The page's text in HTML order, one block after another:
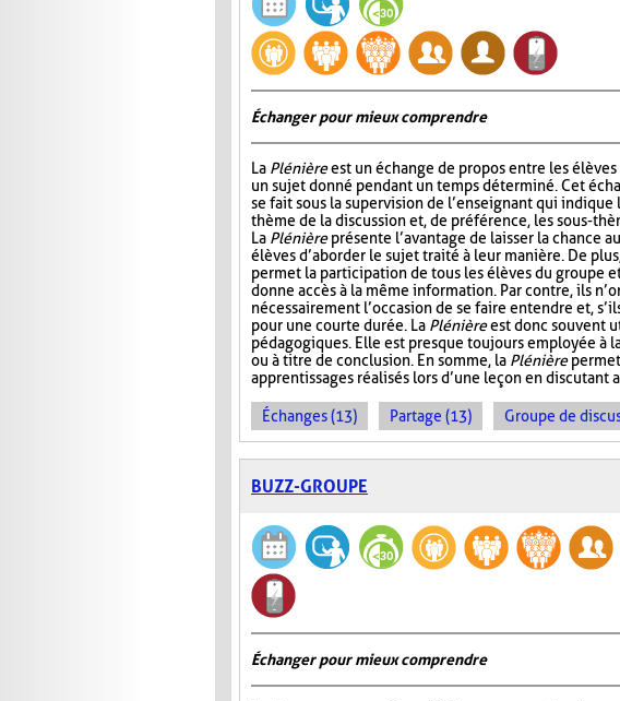
Échanger pour mieux comprendre
La Plénièreest un échange de propos entre les élèves
un sujet donné pendant un temps déterminé. Cet
se fait sous la supervision de l’enseignant qui indique
thème de la discussion et, de préférence, les sous-
La Plénièreprésente l’avantage de laisser la chance
élèves d’aborder le sujet traité à leur manière. De
permet la participation de tous les élèves du groupe
donne accès à la même information. Par contre, ils
nécessairement l’occasion de se faire entendre et,
pour une courte durée. La Plénièreest donc souvent
pédagogiques. Elle est presque toujours employée à
ou à titre de conclusion. En somme, la Plénièrepermet
apprentissages réalisés lors d’une leçon en
Échanges (13) Partage (13) Groupe de
BUZZ-GROUPE
Échanger pour mieux comprendre